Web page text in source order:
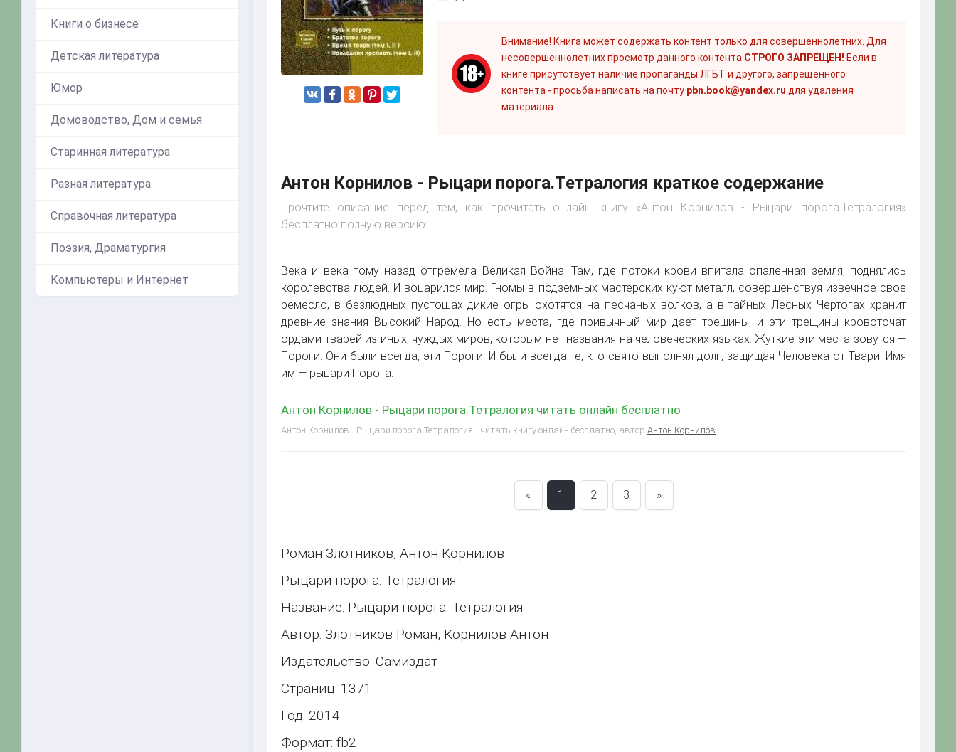
Книги о бизнесе
Детская литература
Юмор
Домоводство, Дом и семья
Старинная литература
Разная литература
Справочная литература
Поэзия, Драматургия
Компьютеры и Интернет
Внимание! Книга может содержать контент только для совершеннолетних. Для
несовершеннолетних просмотр данного контента СТРОГО ЗАПРЕЩЕН! Если в
книге присутствует наличие пропаганды ЛГБТ и другого, запрещенного
контента - просьба написать на почту pbn.book@yandex.ru для удаления
материала
Антон Корнилов - Рыцари порога.Тетралогия краткое содержание
Прочтите описание перед тем, как прочитать онлайн книгу «Антон Корнилов - Рыцари порога.Тетралогия»
бесплатно полную версию:
Века и века тому назад отгремела Великая Война. Там, где потоки крови впитала опаленная земля, поднялись
королевства людей. И воцарился мир. Гномы в подземных мастерских куют металл, совершенствуя извечное свое
ремесло, в безлюдных пустошах дикие огры охотятся на песчаных волков, а в тайных Лесных Чертогах хранит
древние знания Высокий Народ. Но есть места, где привычный мир дает трещины, и эти трещины кровоточат
ордами тварей из иных, чуждых миров, которым нет названия на человеческих языках. Жуткие эти места зовутся —
Пороги. Они были всегда, эти Пороги. И были всегда те, кто свято выполнял долг, защищая Человека от Твари. Имя
им — рыцари Порога.
Антон Корнилов - Рыцари порога.Тетралогия читать онлайн бесплатно
Антон Корнилов - Рыцари порога.Тетралогия - читать книгу онлайн бесплатно, автор Антон Корнилов
« 1 2 3 »
Роман Злотников, Антон Корнилов
Рыцари порога. Тетралогия
Название: Рыцари порога. Тетралогия
Автор: Злотников Роман, Корнилов Антон
Издательство: Самиздат
Страниц: 1371
Год: 2014
Формат: fb2